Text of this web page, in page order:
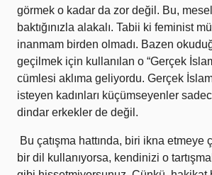
görmek o kadar da zor değil. Bu,
baktığınızla alakalı. Tabii ki feminist
inanmam birden olmadı. Bazen
geçilmek için kullanılan o “Gerçek
cümlesi aklıma geliyordu. Gerçek
isteyen kadınları küçümseyenler
dindar erkekler de değil.
Bu çatışma hattında, biri ikna etmeye
bir dil kullanıyorsa, kendinizi o